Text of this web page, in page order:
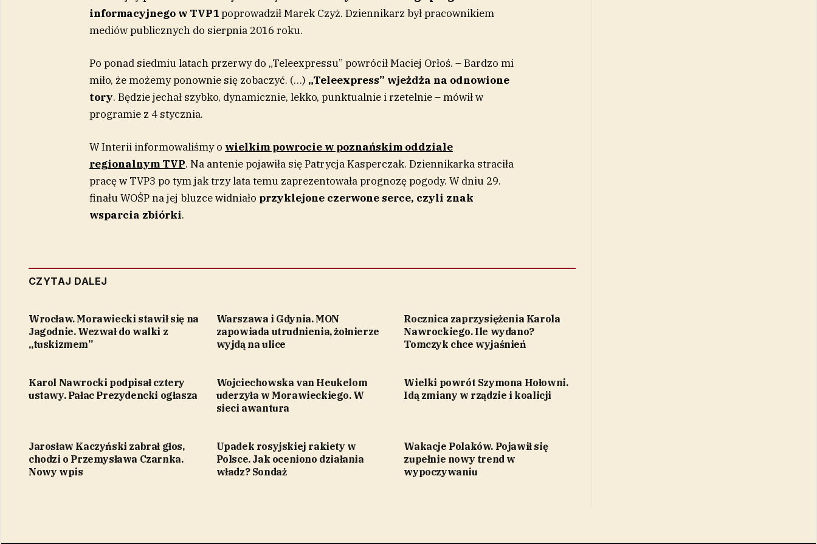
informacyjnego w TVP1poprowadził Marek Czyż. Dziennikarz był pracownikiem
mediów publicznych do sierpnia 2016 roku.
Po ponad siedmiu latach przerwy do „Teleexpressu” powrócił Maciej Orłoś. – Bardzo mi
miło, że możemy ponownie się zobaczyć. (…) „Teleexpress” wjeżdża na odnowione
tory. Będzie jechał szybko, dynamicznie, lekko, punktualnie i rzetelnie – mówił w
programie z 4 stycznia.
W Interii informowaliśmy o wielkim powrocie w poznańskim oddziale
regionalnym TVP. Na antenie pojawiła się Patrycja Kasperczak. Dziennikarka straciła
pracę w TVP3 po tym jak trzy lata temu zaprezentowała prognozę pogody. W dniu 29.
finału WOŚP na jej bluzce widniało przyklejone czerwone serce, czyli znak
wsparcia zbiórki.
CZYTAJ DALEJ
Wrocław. Morawiecki stawił się na
Jagodnie. Wezwał do walki z
„tuskizmem”
Warszawa i Gdynia. MON
zapowiada utrudnienia, żołnierze
wyjdą na ulice
Rocznica zaprzysiężenia Karola
Nawrockiego. Ile wydano?
Tomczyk chce wyjaśnień
Karol Nawrocki podpisał cztery
ustawy. Pałac Prezydencki ogłasza
Wojciechowska van Heukelom
uderzyła w Morawieckiego. W
sieci awantura
Wielki powrót Szymona Hołowni.
Idą zmiany w rządzie i koalicji
Jarosław Kaczyński zabrał głos,
chodzi o Przemysława Czarnka.
Nowy wpis
Upadek rosyjskiej rakiety w
Polsce. Jak oceniono działania
władz? Sondaż
Wakacje Polaków. Pojawił się
zupełnie nowy trend w
wypoczywaniu